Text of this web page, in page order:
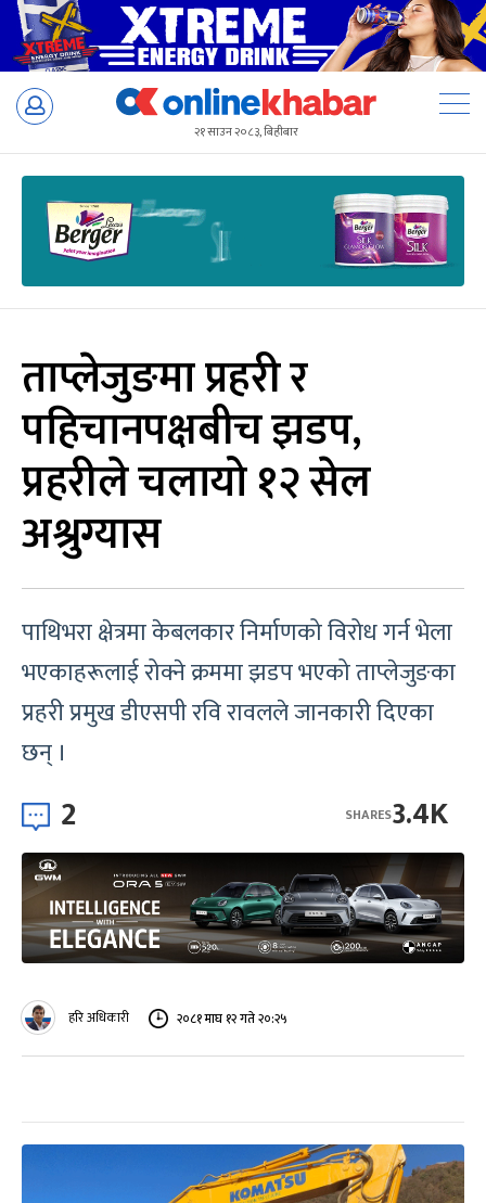
Skip
२१ साउन २०८३, बिहीबार
ताप्लेजुङमा प्रहरी र
पहिचानपक्षबीच झडप,
प्रहरीले चलायो १२ सेल
अश्रुग्यास
पाथिभरा क्षेत्रमा केबलकार निर्माणको विरोध गर्न भेला
भएकाहरूलाई रोक्ने क्रममा झडप भएको ताप्लेजुङका
प्रहरी प्रमुख डीएसपी रवि रावलले जानकारी दिएका
छन् ।
2 3.4K
SHARES
हरि अधिकारी २०८१ माघ १२ गते २०:२५